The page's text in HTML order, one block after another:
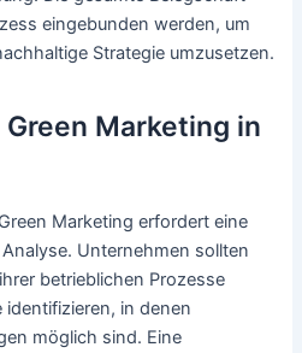
eingebunden werden, um
Strategie umzusetzen.
Marketing in
Marketing erfordert eine
Unternehmen sollten
betrieblichen Prozesse
identifizieren, in denen
möglich sind. Eine